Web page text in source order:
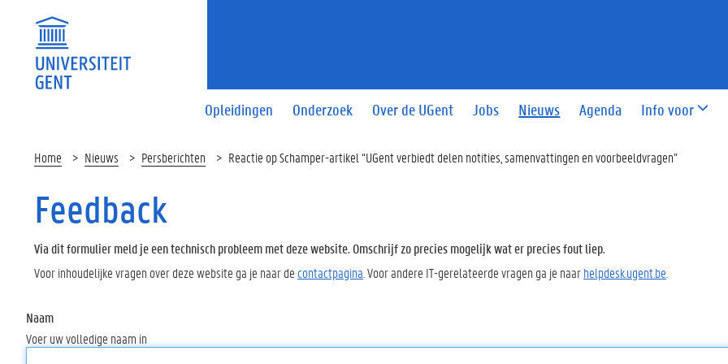
Opleidingen Onderzoek Over de UGent Jobs Nieuws Agenda Info voor
Home Nieuws Persberichten Reactie op Schamper-artikel “UGent verbiedt delen notities, samenvattingen en voorbeeldvragen”
Feedback
Via dit formulier meld je een technisch probleem met deze website. Omschrijf zo precies mogelijk wat er precies fout liep.
Voor inhoudelijke vragen over deze website ga je naar de contactpagina . Voor andere IT-gerelateerde vragen ga je naarhelpdesk.ugent.be
Naam
Voer uw volledige naam in